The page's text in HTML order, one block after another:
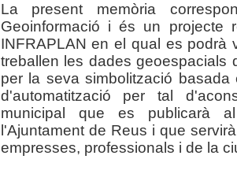
La present memòria
Geoinformació i és un projecte
INFRAPLAN en el qual es
treballen les dades geoespacials
per la seva simbolització
d'automatització per tal
municipal que es publicarà
l'Ajuntament de Reus i que
empresses, professionals i de la